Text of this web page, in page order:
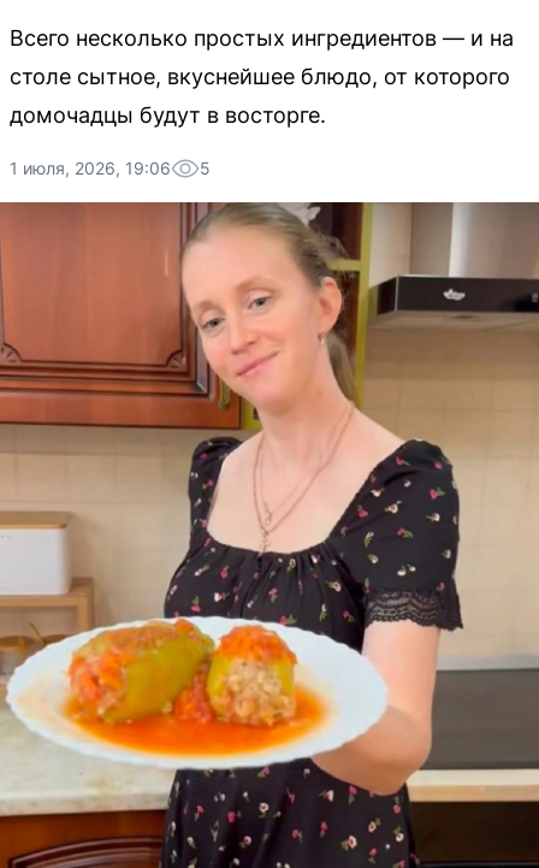
Всего несколько простых ингредиентов — и на
столе сытное, вкуснейшее блюдо, от которого
домочадцы будут в восторге.
1 июля, 2026, 19:06 5